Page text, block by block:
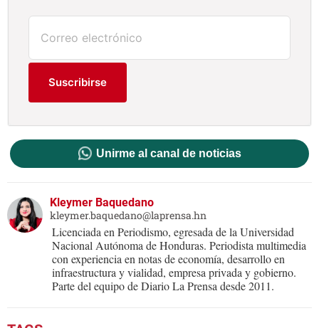
Suscribirse
Unirme al canal de noticias
Kleymer Baquedano
kleymer.baquedano@laprensa.hn
Licenciada en Periodismo, egresada de la Universidad
Nacional Autónoma de Honduras. Periodista multimedia
con experiencia en notas de economía, desarrollo en
infraestructura y vialidad, empresa privada y gobierno.
Parte del equipo de Diario La Prensa desde 2011.